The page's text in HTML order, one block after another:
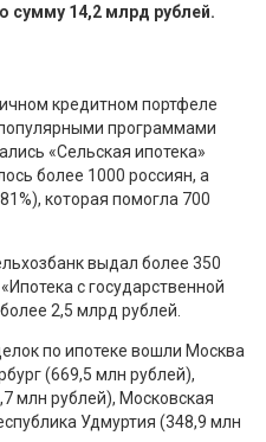
сумму 14,2 млрд рублей.
кредитном портфеле
программами
«Сельская ипотека»
более 1000 россиян, а
которая помогла 700
выдал более 350
с государственной
2,5 млрд рублей.
по ипотеке вошли Москва
(669,5 млн рублей),
млн рублей), Московская
Удмуртия (348,9 млн